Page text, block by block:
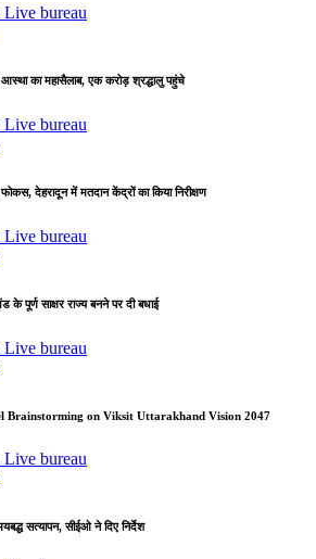
bureau
आस्था का महासैलाब, एक करोड़ श्रद्धालु पहुंचे
bureau
देहरादून में मतदान केंद्रों का किया निरीक्षण
bureau
के पूर्ण साक्षर राज्य बनने पर दी बधाई
bureau
Brainstorming on Viksit Uttarakhand Vision 2047
bureau
सत्यापन, सीईओ ने दिए निर्देश